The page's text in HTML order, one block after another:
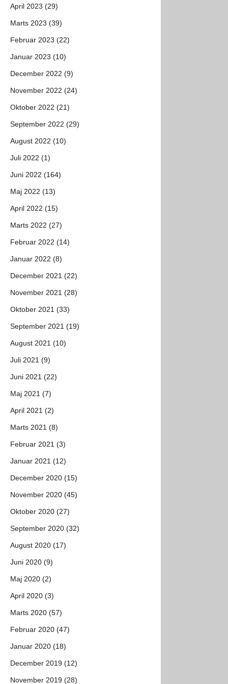
April 2023 (29)
Marts 2023 (39)
Februar 2023 (22)
Januar 2023 (10)
December 2022 (9)
November 2022 (24)
Oktober 2022 (21)
September 2022 (29)
August 2022 (10)
Juli 2022 (1)
Juni 2022 (164)
Maj 2022 (13)
April 2022 (15)
Marts 2022 (27)
Februar 2022 (14)
Januar 2022 (8)
December 2021 (22)
November 2021 (28)
Oktober 2021 (33)
September 2021 (19)
August 2021 (10)
Juli 2021 (9)
Juni 2021 (22)
Maj 2021 (7)
April 2021 (2)
Marts 2021 (8)
Februar 2021 (3)
Januar 2021 (12)
December 2020 (15)
November 2020 (45)
Oktober 2020 (27)
September 2020 (32)
August 2020 (17)
Juni 2020 (9)
Maj 2020 (2)
April 2020 (3)
Marts 2020 (57)
Februar 2020 (47)
Januar 2020 (18)
December 2019 (12)
November 2019 (28)